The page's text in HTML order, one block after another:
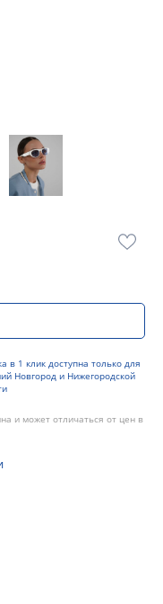
в 1 клик доступна только для
Новгород и Нижегородской
и может отличаться от цен в